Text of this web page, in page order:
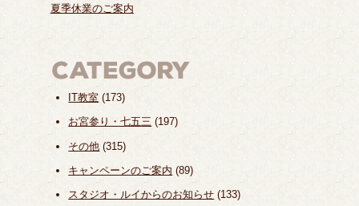
夏季休業のご案内
IT教室 (173)
お宮参り・七五三 (197)
その他 (315)
キャンペーンのご案内 (89)
スタジオ・ルイからのお知らせ (133)